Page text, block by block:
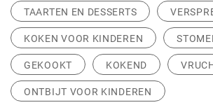
TAARTEN EN DESSERTS
KOKEN VOOR KINDEREN
GEKOOKT KOKEND
ONTBIJT VOOR KINDEREN